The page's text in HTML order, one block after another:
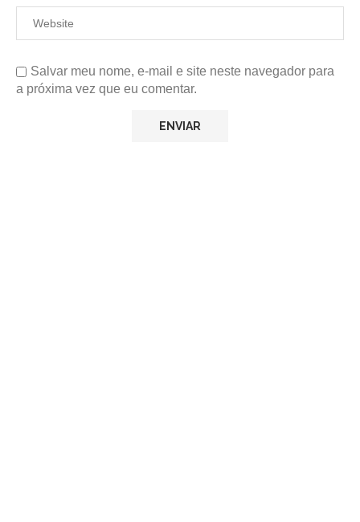
Salvar meu nome, e-mail e site neste navegador para
a próxima vez que eu comentar.